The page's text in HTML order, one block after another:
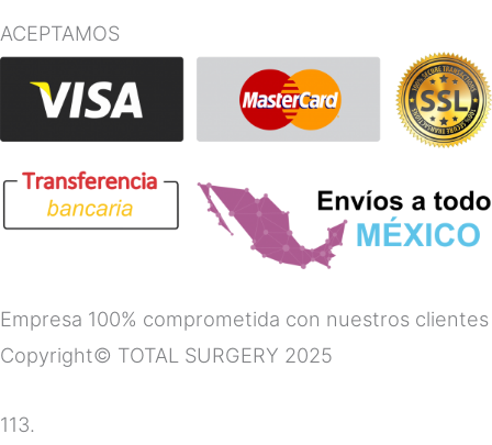
ACEPTAMOS
Empresa 100% comprometida con nuestros clientes
Copyright© TOTAL SURGERY 2025
113.